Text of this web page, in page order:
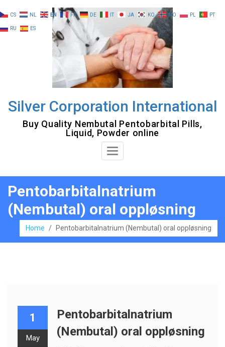
to
content
Silver Corporation International
Buy Quality Nembutal Pentobarbital Pills,
Liquid, Powder online
Toggle
Pentobarbitalnatrium
(Nembutal) oral oppløsning
Home / Pentobarbitalnatrium (Nembutal) oral oppløsning
1
May
Pentobarbitalnatrium
(Nembutal) oral oppløsning
CS NL EN FR DE IT JA KO NO PL PT
RU ES